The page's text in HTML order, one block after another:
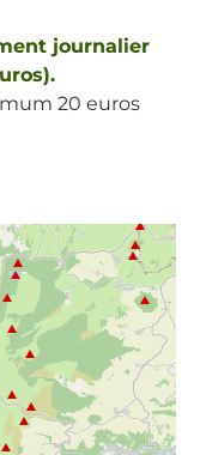
journalier
20 euros